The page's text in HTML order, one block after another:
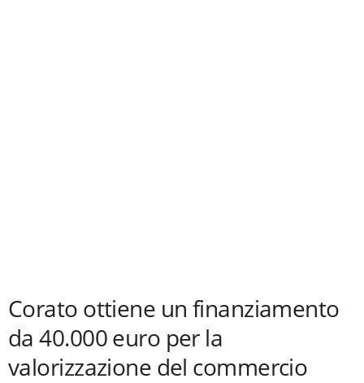
Corato ottiene un finanziamento
da 40.000 euro per la
valorizzazione del commercio